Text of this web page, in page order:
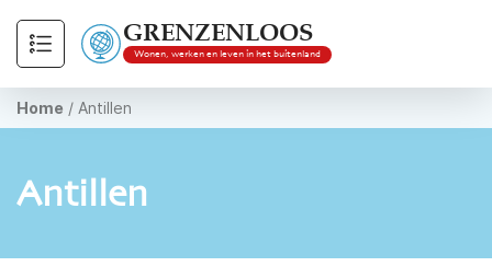
GRENZENLOOS
Wonen, werken en leven in het buitenland
Home / Antillen
Antillen